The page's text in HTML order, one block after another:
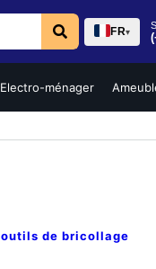
FR▾
Electro-ménager
outils de bricollage